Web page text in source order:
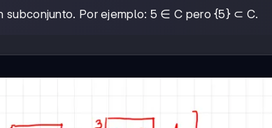
subconjunto. Por ejemplo: 5 ∈ C pero {5} ⊂ C.